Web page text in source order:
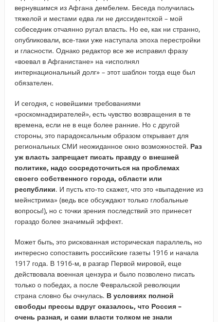
вернувшимся из Афгана дембелем. Беседа получилась
тяжелой и местами едва ли не диссидентской – мой
собеседник отчаянно ругал власть. Но ее, как ни странно,
опубликовали, все-таки уже наступала эпоха перестройки
и гласности. Однако редактор все же исправил фразу
«воевал в Афганистане» на «исполнял
интернациональный долг» – этот шаблон тогда еще был
обязателен.
И сегодня, с новейшими требованиями
«роскомнадзирателей», есть чувство возвращения в те
времена, если не в еще более ранние. Но с другой
стороны, это парадоксальным образом открывает для
региональных СМИ неожиданное окно возможностей. Раз
уж власть запрещает писать правду о внешней
политике, надо сосредоточиться на проблемах
своего собственного города, области или
республики. И пусть кто-то скажет, что это «выпадение из
мейнстрима» (ведь все обсуждают только глобальные
вопросы!), но с точки зрения последствий это принесет
гораздо более значимый эффект.
Может быть, это рискованная историческая параллель, но
интересно сопоставить российские газеты 1916 и начала
1917 года. В 1916-м, в разгар Первой мировой, еще
действовала военная цензура и было позволено писать
только о победах, а после Февральской революции
страна словно бы очнулась. В условиях полной
свободы прессы вдруг оказалось, что Россия –
очень разная, и сами власти толком не знали